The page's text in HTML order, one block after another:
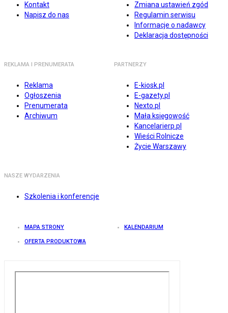
Kontakt
Napisz do nas
Zmiana ustawień zgód
Regulamin serwisu
Informacje o nadawcy
Deklaracja dostępności
REKLAMA I PRENUMERATA
Reklama
Ogłoszenia
Prenumerata
Archiwum
PARTNERZY
E-kiosk.pl
E-gazety.pl
Nexto.pl
Mała księgowość
Kancelarierp.pl
Wieści Rolnicze
Życie Warszawy
NASZE WYDARZENIA
Szkolenia i konferencje
MAPA STRONY KALENDARIUM
OFERTA PRODUKTOWA